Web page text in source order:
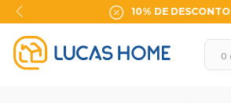
10% DE DESCONTO